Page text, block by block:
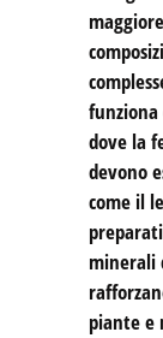
funziona
dove la
devono
come il
minerali
piante e